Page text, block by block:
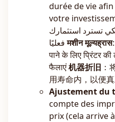
durée de vie
votre
تسترد استثمارك
فعليًاमशीन मूल्यह्रास
पाने के लिए प्रिंटर
फैलाएं机器折旧 ：
用寿命内，以便
Ajustement du
compte des
prix (cela arrive